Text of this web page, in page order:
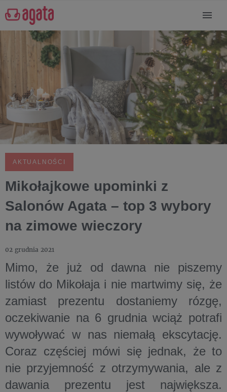
AKTUALNOŚCI
Mikołajkowe upominki z
Salonów Agata – top 3 wybory
na zimowe wieczory
02 grudnia 2021
Mimo, że już od dawna nie piszemy
listów do Mikołaja i nie martwimy się, że
zamiast prezentu dostaniemy rózgę,
oczekiwanie na 6 grudnia wciąż potrafi
wywoływać w nas niemałą ekscytację.
Coraz częściej mówi się jednak, że to
nie przyjemność z otrzymywania, ale z
dawania prezentu jest największa.